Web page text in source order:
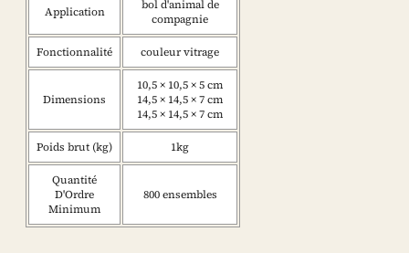
Application
bol d'animal de
compagnie
Fonctionnalité couleur vitrage
Dimensions
10,5 × 10,5 × 5 cm
14,5 × 14,5 × 7 cm
14,5 × 14,5 × 7 cm
Poids brut (kg) 1kg
Quantité
D'Ordre
Minimum
800 ensembles